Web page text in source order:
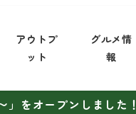
アウトプ
ット
グルメ情
報
」をオープンしました！